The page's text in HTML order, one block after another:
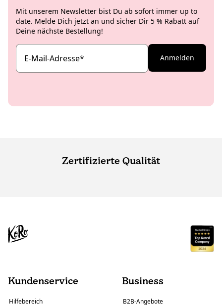
Mit unserem Newsletter bist Du ab sofort immer up to
date. Melde Dich jetzt an und sicher Dir 5 % Rabatt auf
Deine nächste Bestellung!
E-Mail-Adresse* Anmelden
Zertifizierte Qualität
Kundenservice
Hilfebereich
Business
B2B-Angebote